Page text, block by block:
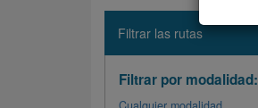
Filtrar las rutas
Filtrar por modalidad: